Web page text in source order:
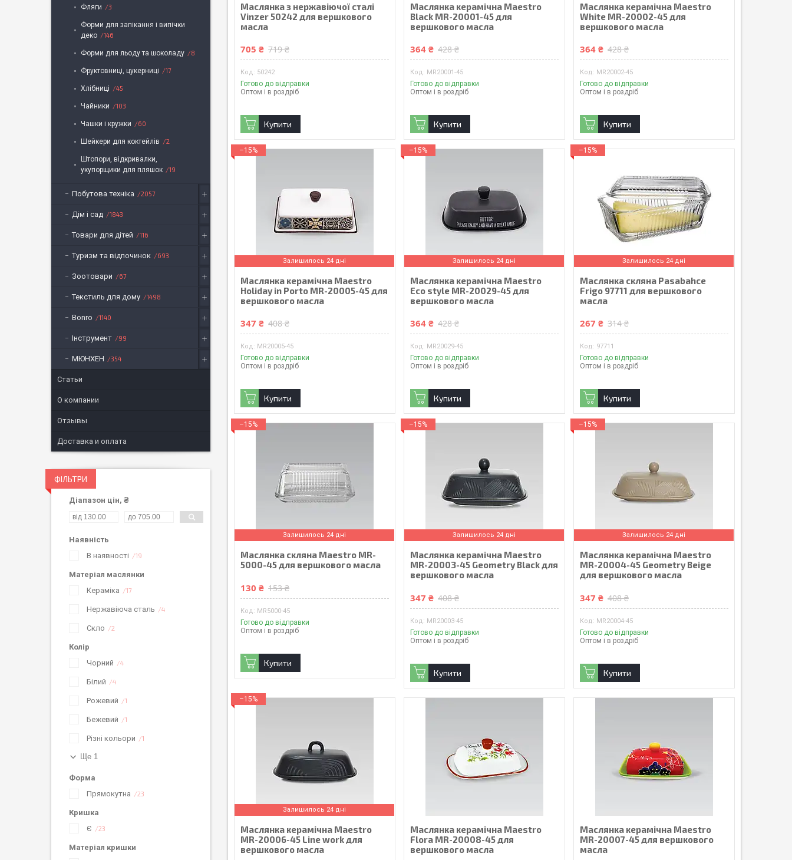
Маслянка з нержавіючої сталі
Vinzer 50242 для вершкового
масла
705 ₴ 719 ₴
50242
Готово до відправки
Оптом і в роздріб
Купити
Маслянка керамічна Maestro
Black MR-20001-45 для
вершкового масла
364 ₴ 428 ₴
MR20001-45
Готово до відправки
Оптом і в роздріб
Купити
Маслянка керамічна Maestro
White MR-20002-45 для
вершкового масла
364 ₴ 428 ₴
MR20002-45
Готово до відправки
Оптом і в роздріб
Купити
–15%
Залишилось 24 дні
Маслянка керамічна Maestro
Holiday in Porto MR-20005-45 для
вершкового масла
347 ₴ 408 ₴
MR20005-45
Готово до відправки
Оптом і в роздріб
Купити
–15%
Залишилось 24 дні
Маслянка керамічна Maestro
Eco style MR-20029-45 для
вершкового масла
364 ₴ 428 ₴
MR20029-45
Готово до відправки
Оптом і в роздріб
Купити
–15%
Залишилось 24 дні
Маслянка скляна Pasabahce
Frigo 97711 для вершкового
масла
267 ₴ 314 ₴
97711
Готово до відправки
Оптом і в роздріб
Купити
–15%
Залишилось 24 дні
Маслянка скляна Maestro MR-
5000-45 для вершкового масла
130 ₴ 153 ₴
MR5000-45
Готово до відправки
Оптом і в роздріб
Купити
–15%
Залишилось 24 дні
Маслянка керамічна Maestro
MR-20003-45 Geometry Black для
вершкового масла
347 ₴ 408 ₴
MR20003-45
Готово до відправки
Оптом і в роздріб
Купити
–15%
Залишилось 24 дні
Маслянка керамічна Maestro
MR-20004-45 Geometry Beige
для вершкового масла
347 ₴ 408 ₴
MR20004-45
Готово до відправки
Оптом і в роздріб
Купити
–15%
Залишилось 24 дні
Маслянка керамічна Maestro
MR-20006-45 Line work для
вершкового масла
Маслянка керамічна Maestro
Flora MR-20008-45 для
вершкового масла
Маслянка керамічна Maestro
MR-20007-45 для вершкового
масла
Фляги 3
Форми для запікання і випічки
деко
146
Форми для льоду та шоколаду 8
Фруктовниці, цукерниці 17
Хлібниці 45
Чайники 103
Чашки і кружки 60
Шейкери для коктейлів 2
Штопори, відкривалки,
укупорщики для пляшок
19
Побутова техніка 2057
Дім і сад 1843
Товари для дітей 116
Туризм та відпочинок 693
Зоотовари 67
Текстиль для дому 1498
Bonro 1140
Інструмент 99
МЮНХЕН 354
Статьи
О компании
Отзывы
Доставка и оплата
ФІЛЬТРИ
Діапазон цін, ₴
Наявність
В наявності
19
Матеріал маслянки
Кераміка
17
Нержавіюча сталь 4
Скло 2
Колір
Чорний
4
Білий 4
Рожевий 1
Бежевий 1
Різні кольори 1
Ще 1
Форма
Прямокутна
23
Кришка
Є
23
Матеріал кришки